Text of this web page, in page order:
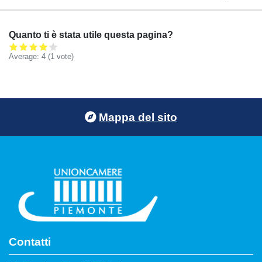
Quanto ti è stata utile questa pagina?
Average: 4 (1 vote)
Mappa del sito
Contatti